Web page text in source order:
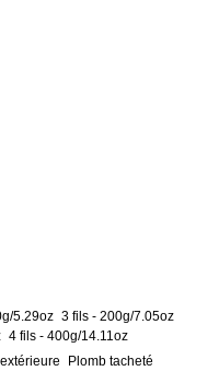
5.29oz 3 fils - 200g/7.05oz
4 fils - 400g/14.11oz
Plomb tacheté